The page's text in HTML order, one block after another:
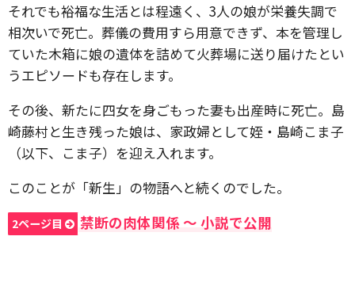
それでも裕福な生活とは程遠く、3人の娘が栄養失調で
相次いで死亡。葬儀の費用すら用意できず、本を管理し
ていた木箱に娘の遺体を詰めて火葬場に送り届けたとい
うエピソードも存在します。
その後、新たに四女を身ごもった妻も出産時に死亡。島
崎藤村と生き残った娘は、家政婦として姪・島崎こま子
（以下、こま子）を迎え入れます。
このことが「新生」の物語へと続くのでした。
2ページ目 禁断の肉体関係 〜 小説で公開